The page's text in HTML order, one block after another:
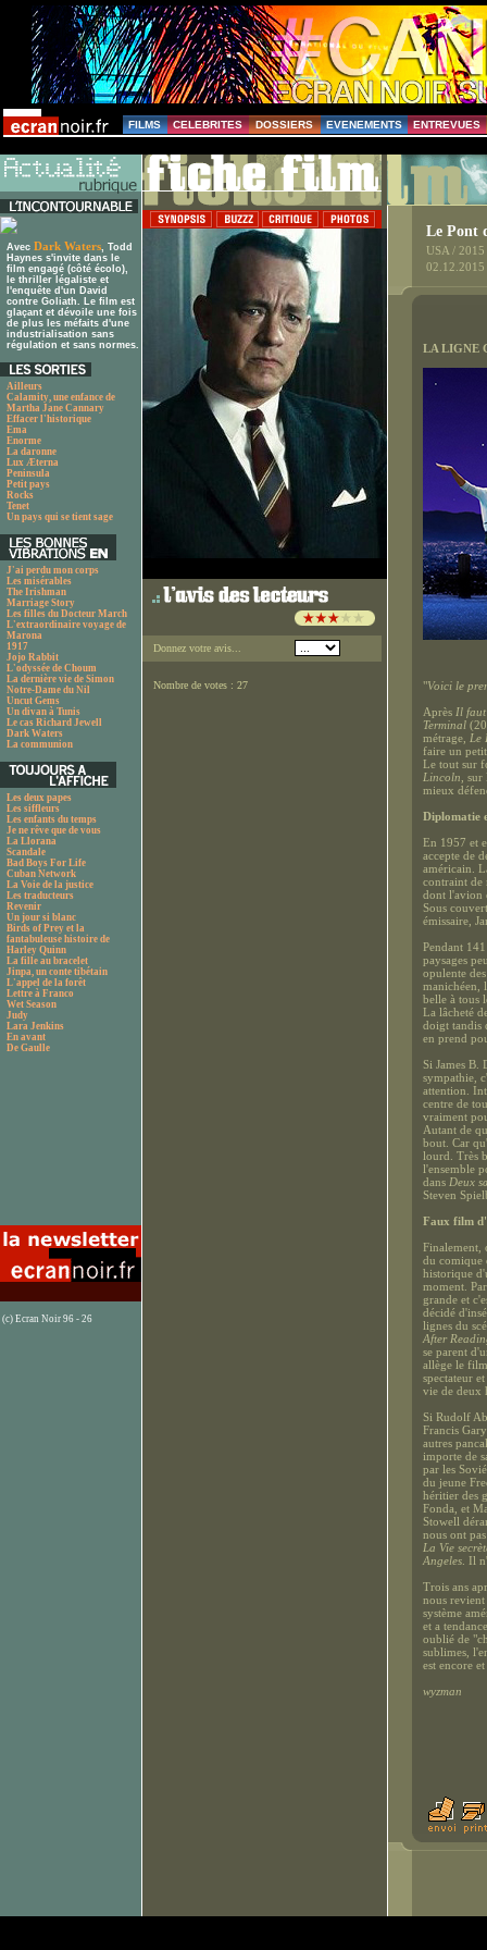
FILMS CELEBRITES DOSSIERS EVENEMENTS ENTREVUES
Avec Dark Waters, Todd
Haynes s'invite dans le
film engagé (côté écolo),
le thriller légaliste et
l'enquête d'un David
contre Goliath. Le film est
glaçant et dévoile une fois
de plus les méfaits d'une
industrialisation sans
régulation et sans normes.
Ailleurs
Calamity, une enfance de
Martha Jane Cannary
Effacer l'historique
Ema
Enorme
La daronne
Lux Æterna
Peninsula
Petit pays
Rocks
Tenet
Un pays qui se tient sage
J'ai perdu mon corps
Les misérables
The Irishman
Marriage Story
Les filles du Docteur March
L'extraordinaire voyage de
Marona
1917
Jojo Rabbit
L'odyssée de Choum
La dernière vie de Simon
Notre-Dame du Nil
Uncut Gems
Un divan à Tunis
Le cas Richard Jewell
Dark Waters
La communion
Les deux papes
Les siffleurs
Les enfants du temps
Je ne rêve que de vous
La Llorana
Scandale
Bad Boys For Life
Cuban Network
La Voie de la justice
Les traducteurs
Revenir
Un jour si blanc
Birds of Prey et la
fantabuleuse histoire de
Harley Quinn
La fille au bracelet
Jinpa, un conte tibétain
L'appel de la forêt
Lettre à Franco
Wet Season
Judy
Lara Jenkins
En avant
De Gaulle
(c) Ecran Noir 96 - 26
Donnez votre avis...
Nombre de votes : 27
Le Pont
USA / 2015
02.12.2015
LA LIGNE
"Voici le
Après Il faut
Terminal
métrage, Le
faire un
Le tout sur
Lincoln ,
mieux
Diplomatie
En 1957 et
accepte de
américain.
contraint de
dont l'avion
Sous
émissaire,
Pendant
paysages
opulente
manichéen,
belle à tous
La lâcheté
doigt tandis
en prend
Si James B.
sympathie,
attention.
centre de
vraiment
Autant de
bout. Car
lourd. Très
l'ensemble
dans Deux
Steven
Faux film
Finalement,
du comique
historique
moment.
grande et
décidé
lignes du
After
se parent
allège le
spectateur
vie de deux
Si Rudolf
Francis
autres
importe de
par les
du jeune
héritier des
Fonda, et
Stowell
nous ont
La Vie
Angeles . Il
Trois ans
nous
système
et a
oublié de
sublimes,
est encore
wyzman